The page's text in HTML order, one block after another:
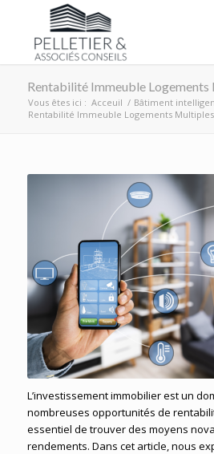
Rentabilité Immeuble
Vous êtes ici : Acceuil / Bâtiment
Rentabilité Immeuble Logements
L’investissement immobilier est un
nombreuses opportunités de
essentiel de trouver des moyens
rendements. Dans cet article, nous